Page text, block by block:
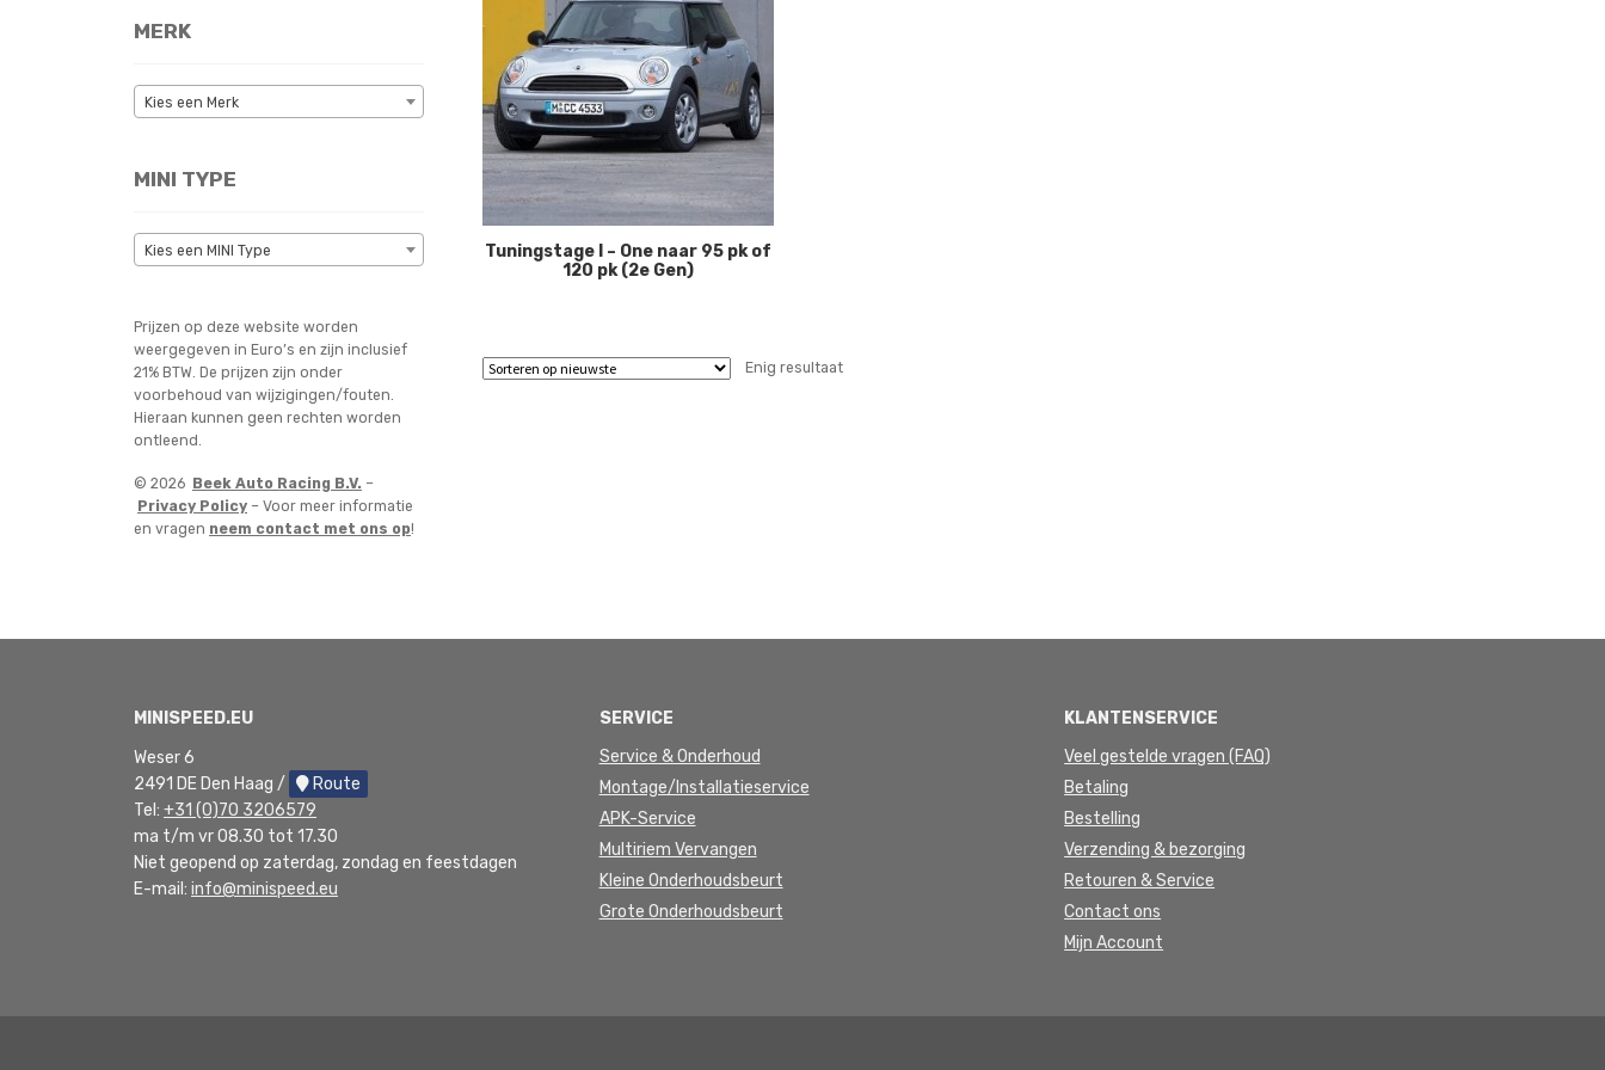
Tuningstage I – One naar 95 pk of
120 pk (2e Gen)
Enig resultaat
MERK
Kies een Merk
MINI TYPE
Kies een MINI Type
Prijzen op deze website worden
weergegeven in Euro’s en zijn inclusief
21% BTW. De prijzen zijn onder
voorbehoud van wijzigingen/fouten.
Hieraan kunnen geen rechten worden
ontleend.
© 2026 Beek Auto Racing B.V. –
Privacy Policy – Voor meer informatie
en vragen neem contact met ons op!
MINISPEED.EU
Weser 6
2491 DE Den Haag /
Route
Tel: +31 (0)70 3206579
ma t/m vr 08.30 tot 17.30
Niet geopend op zaterdag, zondag en feestdagen
E-mail: info@minispeed.eu
SERVICE
Service & Onderhoud
Montage/Installatieservice
APK-Service
Multiriem Vervangen
Kleine Onderhoudsbeurt
Grote Onderhoudsbeurt
KLANTENSERVICE
Veel gestelde vragen (FAQ)
Betaling
Bestelling
Verzending & bezorging
Retouren & Service
Contact ons
Mijn Account